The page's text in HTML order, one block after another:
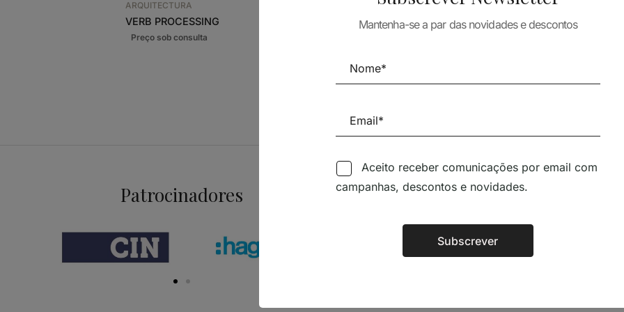
ARQUITECTURA
VERB PROCESSING
PERRAULT ARQUITECTO
47,70€ 42,93€
ARCHITTECTS
Patrocinadores Siga-nos nas Redes Sociais
TÉCNICA LIVRARIA »
Mantenha-se a par das novidades e descontos
Aceito receber comunicações por email com
campanhas, descontos e novidades.
Subscrever